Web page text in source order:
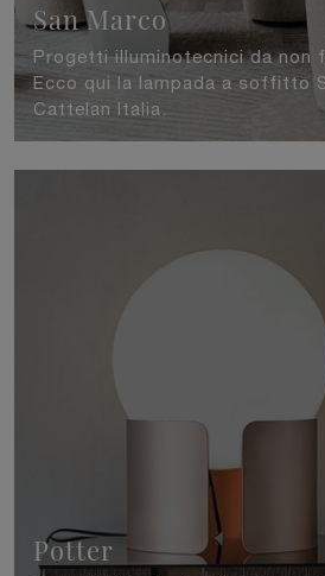
San Marco
Progetti illuminotecnici da non
Ecco qui la lampada a soffitto
Cattelan Italia.
Potter